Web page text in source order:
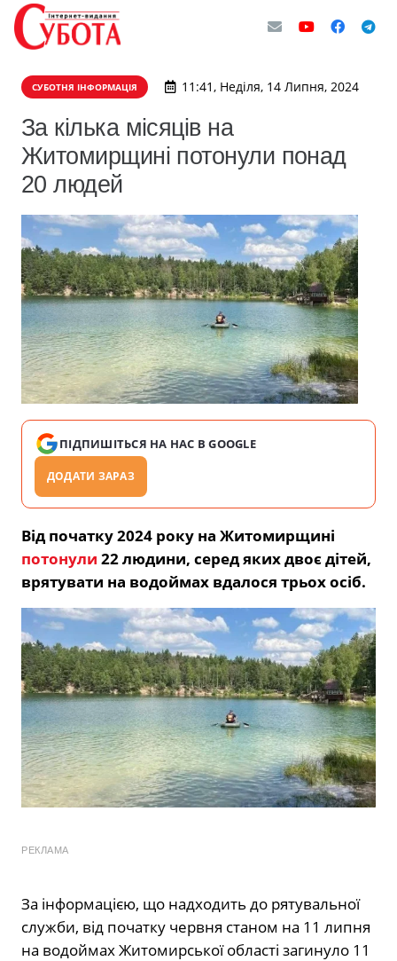
СУБОТНЯ ІНФОРМАЦІЯ 11:41, Неділя, 14 Липня, 2024
За кілька місяців на
Житомирщині потонули понад
20 людей
ПІДПИШІТЬСЯ НА НАС В GOOGLE
ДОДАТИ ЗАРАЗ
Від початку 2024 року на Житомирщині
потонули 22 людини, серед яких двоє дітей,
врятувати на водоймах вдалося трьох осіб.
РЕКЛАМА
За інформацією, що надходить до рятувальної
служби, від початку червня станом на 11 липня
на водоймах Житомирської області загинуло 11